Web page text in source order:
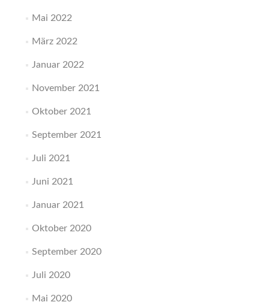
Mai 2022
März 2022
Januar 2022
November 2021
Oktober 2021
September 2021
Juli 2021
Juni 2021
Januar 2021
Oktober 2020
September 2020
Juli 2020
Mai 2020